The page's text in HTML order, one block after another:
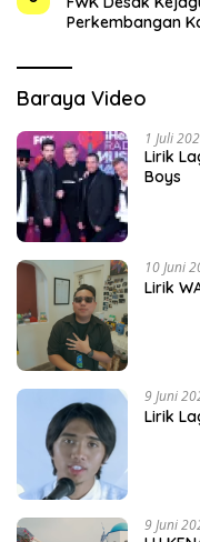
Perkembangan
Baraya Video
1 Juli
Lirik
Boys
10 Juni
Lirik
9 Juni
Lirik
9 Juni